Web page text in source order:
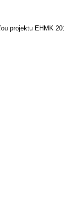
projektu EHMK